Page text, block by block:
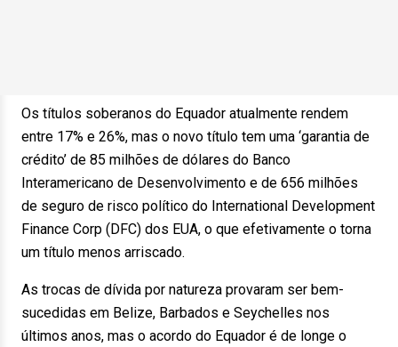
Os títulos soberanos do Equador atualmente rendem
entre 17% e 26%, mas o novo título tem uma ‘garantia de
crédito’ de 85 milhões de dólares do Banco
Interamericano de Desenvolvimento e de 656 milhões
de seguro de risco político do International Development
Finance Corp (DFC) dos EUA, o que efetivamente o torna
um título menos arriscado.
As trocas de dívida por natureza provaram ser bem-
sucedidas em Belize, Barbados e Seychelles nos
últimos anos, mas o acordo do Equador é de longe o